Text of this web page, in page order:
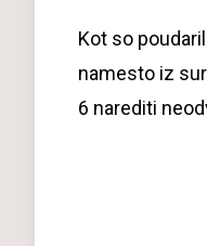
Kot so
namesto iz
6 narediti